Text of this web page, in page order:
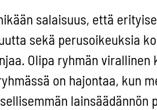
salaisuus, että
sekä perusoikeuksia
Olipa ryhmän
on hajontaa, kun
lainsäädännön